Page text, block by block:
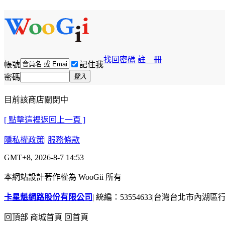
帳號 記住我
找回密碼 註 冊
密碼 登入
目前該商店關閉中
[ 點擊這裡返回上一頁 ]
隱私權政策| 服務條款
GMT+8, 2026-8-7 14:53
本網站設計著作權為 WooGii 所有
卡星魁網路股份有限公司 | 統編：53554633|台灣台北市內湖區
回頂部 商城首頁 回首頁